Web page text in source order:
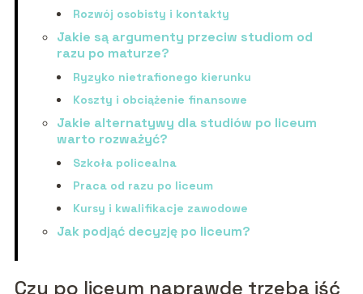
Rozwój osobisty i kontakty
Jakie są argumenty przeciw studiom od
razu po maturze?
Ryzyko nietrafionego kierunku
Koszty i obciążenie finansowe
Jakie alternatywy dla studiów po liceum
warto rozważyć?
Szkoła policealna
Praca od razu po liceum
Kursy i kwalifikacje zawodowe
Jak podjąć decyzję po liceum?
Czy po liceum naprawdę trzeba iść